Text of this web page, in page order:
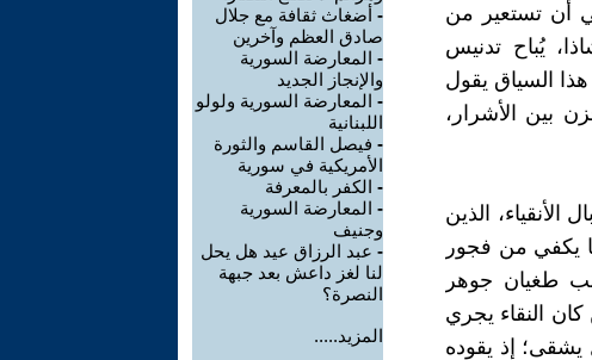
أن تستعير من
يُباح تدنيس
السياق يقول
بين الأشرار،
الذين
يكفي من فجور
طغيان جوهر
النقاء يجري
إذ يقوده
- أضغاث ثقافة مع جلال
صادق العظم وآخرين
- المعارضة السورية
والإنجاز الجديد
- المعارضة السورية ولولو
اللبنانية
- فيصل القاسم والثورة
الأمريكية في سورية
- الكفر بالمعرفة
- المعارضة السورية
وجنيف
- عبد الرزاق عيد هل يحل
لنا لغز داعش بعد جبهة
النصرة؟
المزيد.....